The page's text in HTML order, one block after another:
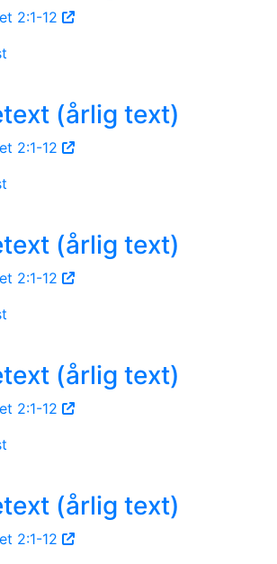
2:1-12
(årlig text)
2:1-12
(årlig text)
2:1-12
(årlig text)
2:1-12
(årlig text)
2:1-12